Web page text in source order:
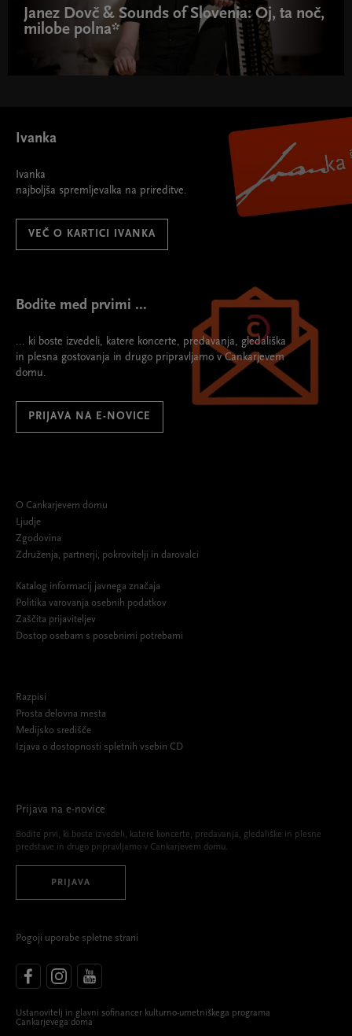
Janez Dovč & Sounds of Slovenia: Oj, ta noč,
milobe polna*
Ivanka
Ivanka
najboljša spremljevalka na prireditve.
VEČ O KARTICI IVANKA
Bodite med prvimi ...
... ki boste izvedeli, katere koncerte, predavanja, gledališka
in plesna gostovanja in drugo pripravljamo v Cankarjevem
domu.
PRIJAVA NA E-NOVICE
O Cankarjevem domu
Ljudje
Zgodovina
Združenja, partnerji, pokrovitelji in darovalci
Katalog informacij javnega značaja
Politika varovanja osebnih podatkov
Zaščita prijaviteljev
Dostop osebam s posebnimi potrebami
Razpisi
Prosta delovna mesta
Medijsko središče
Izjava o dostopnosti spletnih vsebin CD
Prijava na e-novice
Bodite prvi, ki boste izvedeli, katere koncerte, predavanja, gledališke in plesne
predstave in drugo pripravljamo v Cankarjevem domu.
PRIJAVA
Pogoji uporabe spletne strani
Ustanovitelj in glavni sofinancer kulturno-umetniškega programa
Cankarjevega doma